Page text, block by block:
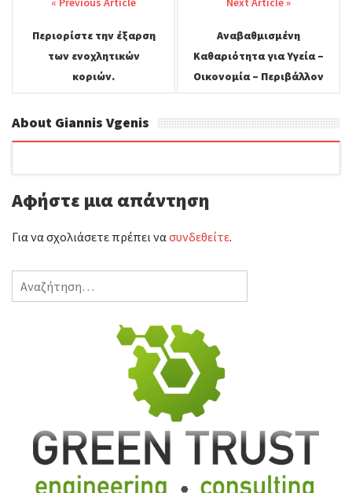
b
k
t
e
l
ε
τ
ε
navigation
Περιορίστε την έξαρση
των ενοχλητικών
κοριών.
Αναβαθμισμένη
Καθαριότητα για Υγεία –
Οικονομία – Περιβάλλον
About Giannis Vgenis
Αφήστε μια απάντηση
Για να σχολιάσετε πρέπει νασυνδεθείτε.
Αναζήτηση
για: